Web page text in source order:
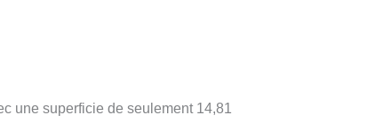
une superficie de seulement 14,81